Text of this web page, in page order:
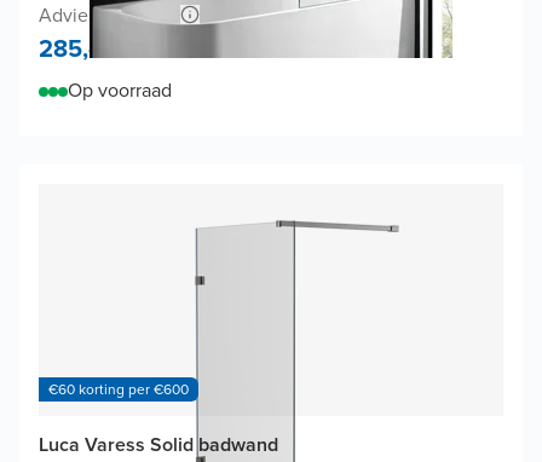
Adviesprijs 570,-
285,-
Op voorraad
€60 korting per €600
Luca Varess Solid badwand